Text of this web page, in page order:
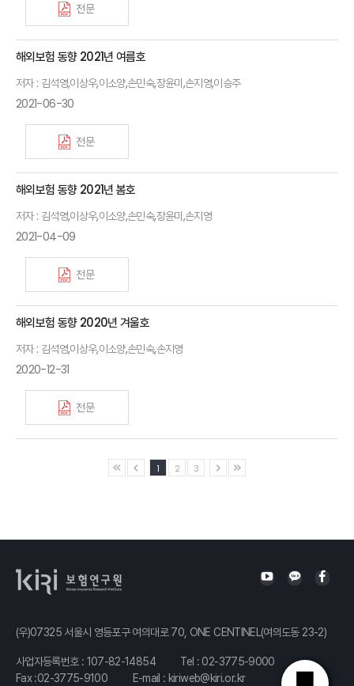
전문
해외보험 동향 2021년 여름호
저자 : 김석영,이상우,이소양,손민숙,장윤미,손지영,이승주
2021-06-30
전문
해외보험 동향 2021년 봄호
저자 : 김석영,이상우,이소양,손민숙,장윤미,손지영
2021-04-09
전문
해외보험 동향 2020년 겨울호
저자 : 김석영,이상우,이소양,손민숙,손지영
2020-12-31
전문
1 2 3
(우)07325 서울시 영등포구 여의대로 70, ONE CENTINEL(여의도동 23-2)
사업자등록번호 : 107-82-14854 Tel : 02-3775-9000
Fax :02-3775-9100
E-mail : kiriweb@kiri.or.kr